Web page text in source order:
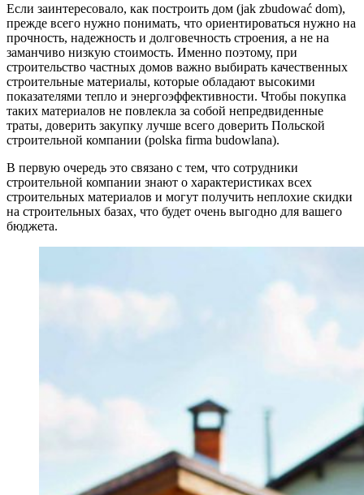
Если заинтересовало, как построить дом (jak zbudować dom),
прежде всего нужно понимать, что ориентироваться нужно на
прочность, надежность и долговечность строения, а не на
заманчиво низкую стоимость. Именно поэтому, при
строительство частных домов важно выбирать качественных
строительные материалы, которые обладают высокими
показателями тепло и энергоэффективности. Чтобы покупка
таких материалов не повлекла за собой непредвиденные
траты, доверить закупку лучше всего доверить Польской
строительной компании (polska firma budowlana).
В первую очередь это связано с тем, что сотрудники
строительной компании знают о характеристиках всех
строительных материалов и могут получить неплохие скидки
на строительных базах, что будет очень выгодно для вашего
бюджета.